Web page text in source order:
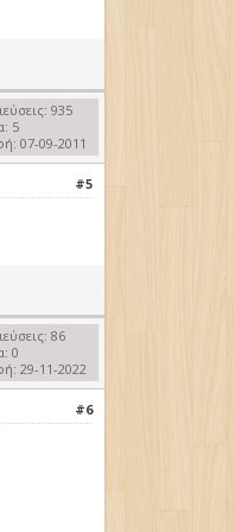
935
5
07-09-2011
#5
86
0
29-11-2022
#6